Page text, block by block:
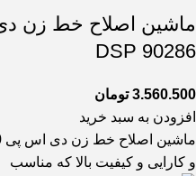
90286 DSP
3.560.500 تومان
افزودن به سبد خرید
و کارایی و کیفیت بالا که مناسب